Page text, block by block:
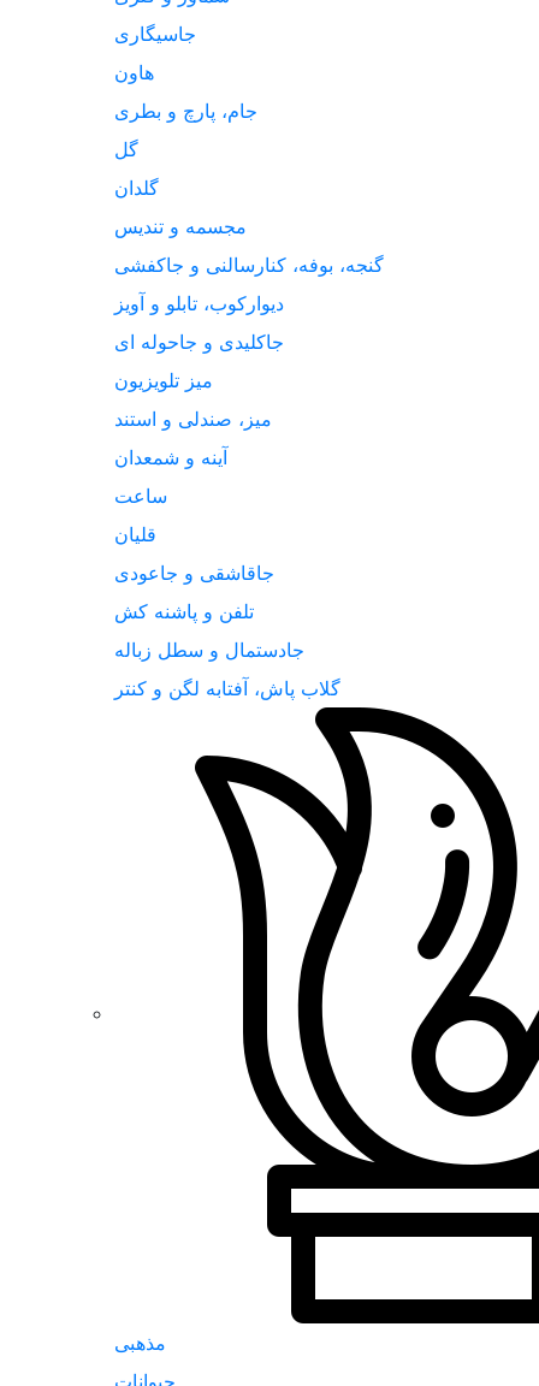
جاسیگاری
هاون
جام، پارچ و بطری
گل
گلدان
مجسمه و تندیس
گنجه، بوفه، کنارسالنی و جاکفشی
دیوارکوب، تابلو و آویز
جاکلیدی و جاحوله ای
میز تلویزیون
میز، صندلی و استند
آینه و شمعدان
ساعت
قلیان
جاقاشقی و جاعودی
تلفن و پاشنه کش
جادستمال و سطل زباله
گلاب پاش، آفتابه لگن و کنتر
مذهبی
حیوانات